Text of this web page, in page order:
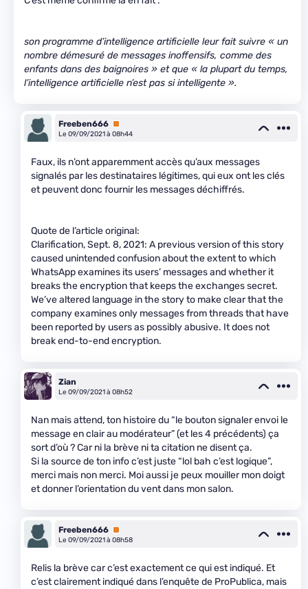
son programme d’intelligence artificielle leur fait suivre « un
nombre démesuré de messages inoffensifs, comme des
enfants dans des baignoires » et que « la plupart du temps,
l’intelligence artificielle n’est pas si intelligente ».
Freeben666 Premium
Le 09/09/2021 à 08h44
Faux, ils n’ont apparemment accès qu’aux messages
signalés par les destinataires légitimes, qui eux ont les clés
et peuvent donc fournir les messages déchiffrés.
Quote de l’article original:
Clarification, Sept. 8, 2021: A previous version of this story
caused unintended confusion about the extent to which
WhatsApp examines its users’ messages and whether it
breaks the encryption that keeps the exchanges secret.
We’ve altered language in the story to make clear that the
company examines only messages from threads that have
been reported by users as possibly abusive. It does not
break end-to-end encryption.
Zian
Le 09/09/2021 à 08h52
Nan mais attend, ton histoire du “le bouton signaler envoi le
message en clair au modérateur” (et les 4 précédents) ça
sort d’où ? Car ni la brève ni ta citation ne disent ça.
Si la source de ton info c’est juste “lol bah c’est logique”,
merci mais non merci. Moi aussi je peux mouiller mon doigt
et donner l’orientation du vent dans mon salon.
Freeben666 Premium
Le 09/09/2021 à 08h58
Relis la brève car c’est exactement ce qui est indiqué. Et
c’est clairement indiqué dans l’enquête de ProPublica, mais